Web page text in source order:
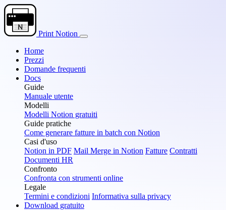
Print Notion
Home
Prezzi
Domande frequenti
Docs
Guide
Manuale utente
Modelli
Modelli Notion gratuiti
Guide pratiche
Come generare fatture in batch con Notion
Casi d'uso
Notion in PDF Mail Merge in Notion Fatture Contratti
Documenti HR
Confronto
Confronta con strumenti online
Legale
Termini e condizioni Informativa sulla privacy
Download gratuito